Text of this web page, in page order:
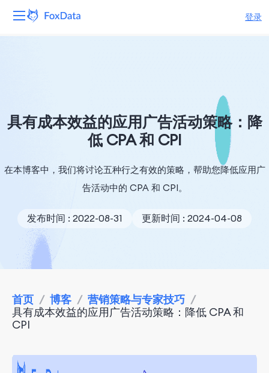
登录
解决方案
定价
具有成本效益的应用广告活动策略：降
低 CPA 和 CPI
在本博客中，我们将讨论五种行之有效的策略，帮助您降低应用广
告活动中的 CPA 和 CPI。
发布时间 : 2022-08-31 更新时间 : 2024-04-08
首页 / 博客 / 营销策略与专家技巧 /
具有成本效益的应用广告活动策略：降低 CPA 和
CPI